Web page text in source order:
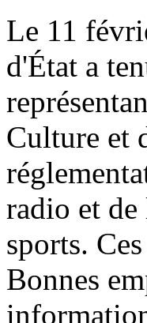
Le 11
d'État a
Culture et
radio et
sports.
Bonnes